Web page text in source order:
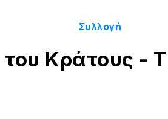
Συλλογή
του Κράτους -